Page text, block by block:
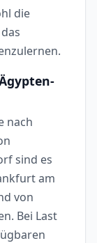
die
nach
sind es
am
von
Bei Last